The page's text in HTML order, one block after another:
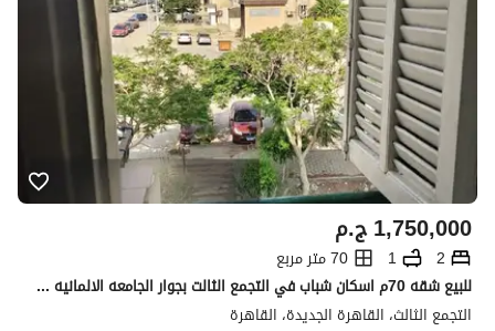
ج.م1,750,000
2
1
70 متر مربع
للبيع شقه 70م اسكان شباب في التجمع الثالت بجوار الجامعه الالمانيه ودقائق من مستشفي القاهره الجديده وقريبه من مول اربيلا ومحور جمال عبد الناصر
التجمع الثالث، القاهرة الجديدة، القاهرة